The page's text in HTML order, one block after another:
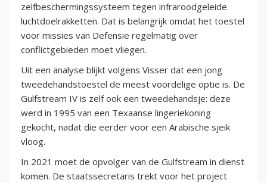
zelfbeschermingssysteem tegen infraroodgeleide
luchtdoelrakketten. Dat is belangrijk omdat het toestel
voor missies van Defensie regelmatig over
conflictgebieden moet vliegen.
Uit een analyse blijkt volgens Visser dat een jong
tweedehandstoestel de meest voordelige optie is. De
Gulfstream IV is zelf ook een tweedehandsje: deze
werd in 1995 van een Texaanse lingeriekoning
gekocht, nadat die eerder voor een Arabische sjeik
vloog.
In 2021 moet de opvolger van de Gulfstream in dienst
komen. De staatssecretaris trekt voor het project